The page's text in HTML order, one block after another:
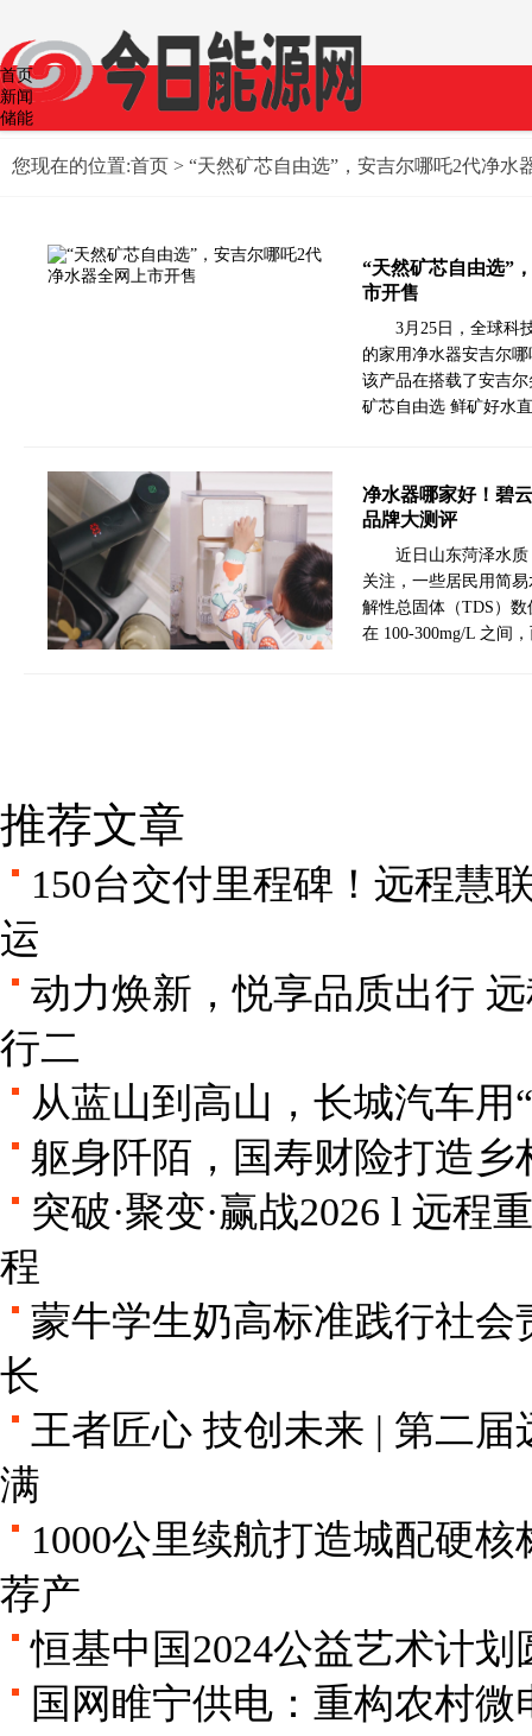
首页
新闻
储能
公司
您现在的位置:首页 > “天然矿芯自由选”，安吉尔哪吒2代净水
“天然矿芯自由选”
市开售
3月25日，全球科
的家用净水器安吉尔
该产品在搭载了安吉
矿芯自由选 鲜矿好水
净水器哪家好！碧
品牌大测评
近日山东菏泽水
关注，一些居民用简
解性总固体（TDS）
在 100-300mg/L 之间
推荐文章
150台交付里程碑！远程慧
运
动力焕新，悦享品质出行
行二
从蓝山到高山，长城汽车
躯身阡陌，国寿财险打造乡
突破·聚变·赢战2026 l 远程
程
蒙牛学生奶高标准践行社
长
王者匠心 技创未来 | 第二
满
1000公里续航打造城配硬
荐产
恒基中国2024公益艺术计划
国网睢宁供电：重构农村